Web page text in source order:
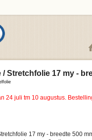
Stretchfolie 17 my -
24 juli tm 10 augustus.
17 my - breedte 500